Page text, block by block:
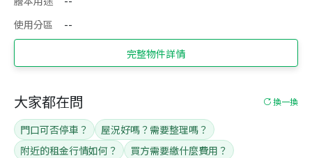
使用分區
--
完整物件詳情
大家都在問 換一換
門口可否停車？
屋況好嗎？需要整理嗎？
附近的租金行情如何？
買方需要繳什麼費用？